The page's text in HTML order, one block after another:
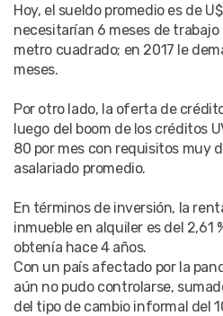
Hoy, el sueldo promedio es de
necesitarían 6 meses de
metro cuadrado; en 2017 le
meses.
Por otro lado, la oferta de
luego del boom de los créditos
80 por mes con requisitos muy
asalariado promedio.
En términos de inversión, la
inmueble en alquiler es del 2,61
obtenía hace 4 años.
Con un país afectado por la
aún no pudo controlarse,
del tipo de cambio informal del